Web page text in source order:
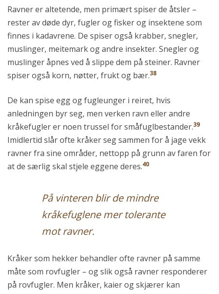
Ravner er altetende, men primært spiser de åtsler –
rester av døde dyr, fugler og fisker og insektene som
finnes i kadavrene. De spiser også krabber, snegler,
muslinger, meitemark og andre insekter. Snegler og
muslinger åpnes ved å slippe dem på steiner. Ravner
spiser også korn, nøtter, frukt og bær.38
De kan spise egg og fugleunger i reiret, hvis
anledningen byr seg, men verken ravn eller andre
kråkefugler er noen trussel for småfuglbestander.39
Imidlertid slår ofte kråker seg sammen for å jage vekk
ravner fra sine områder, nettopp på grunn av faren for
at de særlig skal stjele eggene deres.40
På vinteren blir de mindre
kråkefuglene mer tolerante
mot ravner.
Kråker som hekker behandler ofte ravner på samme
måte som rovfugler – og slik også ravner responderer
på rovfugler. Men kråker, kaier og skjærer kan